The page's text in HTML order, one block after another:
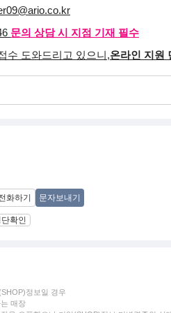
문의 상담 시 지점 기재 필수
수 도와드리고 있으니,온라인 지원
화하기 문자보내기
확인
정보일 경우
매장